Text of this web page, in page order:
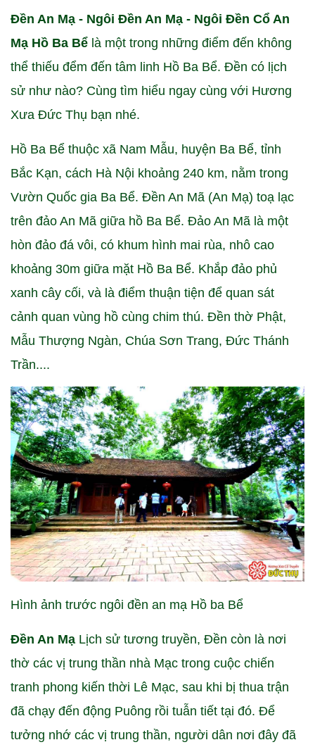
Đền An Mạ - Ngôi Đền An Mạ - Ngôi Đền Cổ An
Mạ Hồ Ba Bể là một trong những điểm đến không
thể thiếu đểm đến tâm linh Hồ Ba Bể. Đền có lịch
sử như nào? Cùng tìm hiểu ngay cùng với Hương
Xưa Đức Thụ bạn nhé.
Hồ Ba Bể thuộc xã Nam Mẫu, huyện Ba Bể, tỉnh
Bắc Kạn, cách Hà Nội khoảng 240 km, nằm trong
Vườn Quốc gia Ba Bể. Đền An Mã (An Mạ) toạ lạc
trên đảo An Mã giữa hồ Ba Bể. Đảo An Mã là một
hòn đảo đá vôi, có khum hình mai rùa, nhô cao
khoảng 30m giữa mặt Hồ Ba Bể. Khắp đảo phủ
xanh cây cối, và là điểm thuận tiện để quan sát
cảnh quan vùng hồ cùng chim thú. Đền thờ Phật,
Mẫu Thượng Ngàn, Chúa Sơn Trang, Đức Thánh
Trần....
Hình ảnh trước ngôi đền an mạ Hồ ba Bể
Đền An Mạ Lịch sử tương truyền, Đền còn là nơi
thờ các vị trung thần nhà Mạc trong cuộc chiến
tranh phong kiến thời Lê Mạc, sau khi bị thua trận
đã chạy đến động Puông rồi tuẫn tiết tại đó. Để
tưởng nhớ các vị trung thần, người dân nơi đây đã